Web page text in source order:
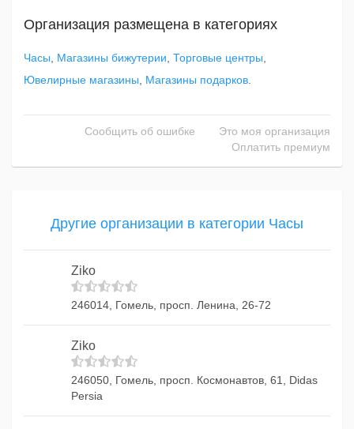
Организация размещена в категориях
Часы Магазины бижутерии Торговые центры
Ювелирные магазины
Магазины подарков
Сообщить об ошибке
Это моя организация
Оплатить премиум
Другие организации в категории Часы
Ziko
246014, Гомель, просп. Ленина, 26-72
Ziko
246050, Гомель, просп. Космонавтов, 61, Didas
Persia